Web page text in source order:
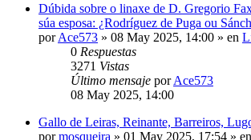
Dúbida sobre o linaxe de D. Gregorio
súa esposa: ¿Rodríguez de Puga ou
porAce573 » 08 May 2025, 14:00 » en
0 Respuestas
3271 Vistas
Último mensaje porAce573
08 May 2025, 14:00
Gallo de Leiras, Reinante, Barreiros,
pormosqueira » 01 May 2025, 17:54 » en